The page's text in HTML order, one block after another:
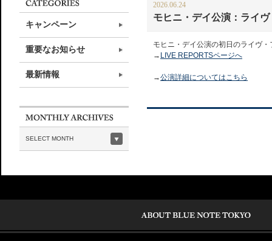
キャンペーン
重要なお知らせ
最新情報
SELECT MONTH
2026.06.24
モヒニ・デイ公演：ライ
モヒニ・デイ公演の初日のライヴ
→ LIVE REPORTSページへ
→公演詳細についてはこちら